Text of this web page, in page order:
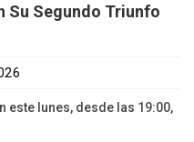
Su Segundo Triunfo
este lunes, desde las 19:00,